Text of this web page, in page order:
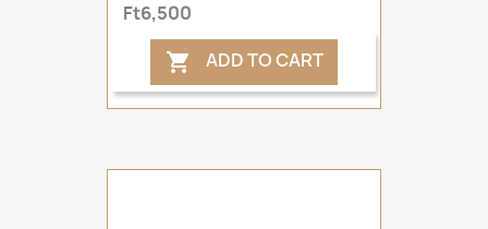
Ft6,500
 ADD TO CART